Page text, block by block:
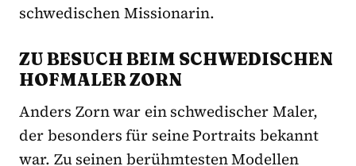
schwedischen Missionarin.
ZU BESUCH BEIM SCHWEDISCHEN
HOFMALER ZORN
Anders Zorn war ein schwedischer Maler,
der besonders für seine Portraits bekannt
war. Zu seinen berühmtesten Modellen